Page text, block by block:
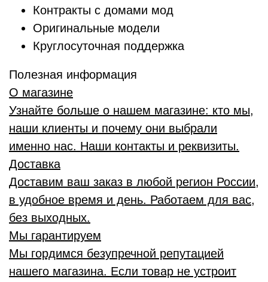
Контракты с домами мод
Оригинальные модели
Круглосуточная поддержка
Полезная информация
О магазине
Узнайте больше о нашем магазине: кто мы,
наши клиенты и почему они выбрали
именно нас. Наши контакты и реквизиты.
Доставка
Доставим ваш заказ в любой регион России,
в удобное время и день. Работаем для вас,
без выходных.
Мы гарантируем
Мы гордимся безупречной репутацией
нашего магазина. Если товар не устроит